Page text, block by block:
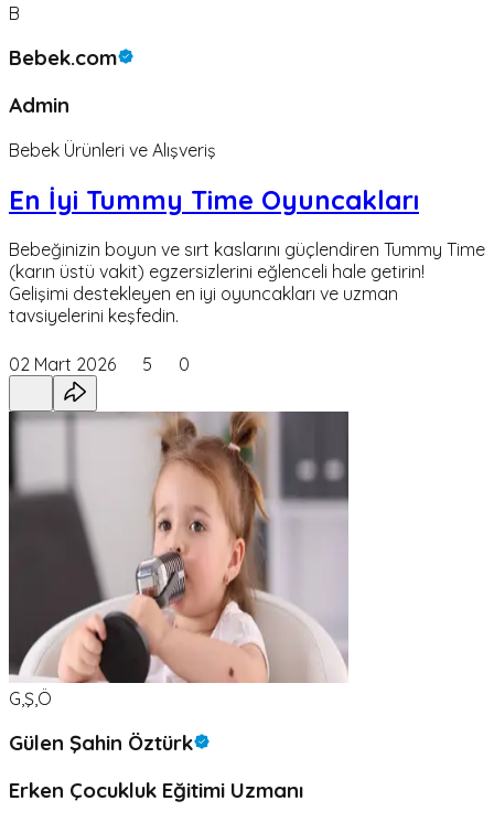
B
Bebek.com
Admin
Bebek Ürünleri ve Alışveriş
En İyi Tummy Time Oyuncakları
Bebeğinizin boyun ve sırt kaslarını güçlendiren Tummy Time
(karın üstü vakit) egzersizlerini eğlenceli hale getirin!
Gelişimi destekleyen en iyi oyuncakları ve uzman
tavsiyelerini keşfedin.
02 Mart 2026 5 0
G,Ş,Ö
Gülen Şahin Öztürk
Erken Çocukluk Eğitimi Uzmanı